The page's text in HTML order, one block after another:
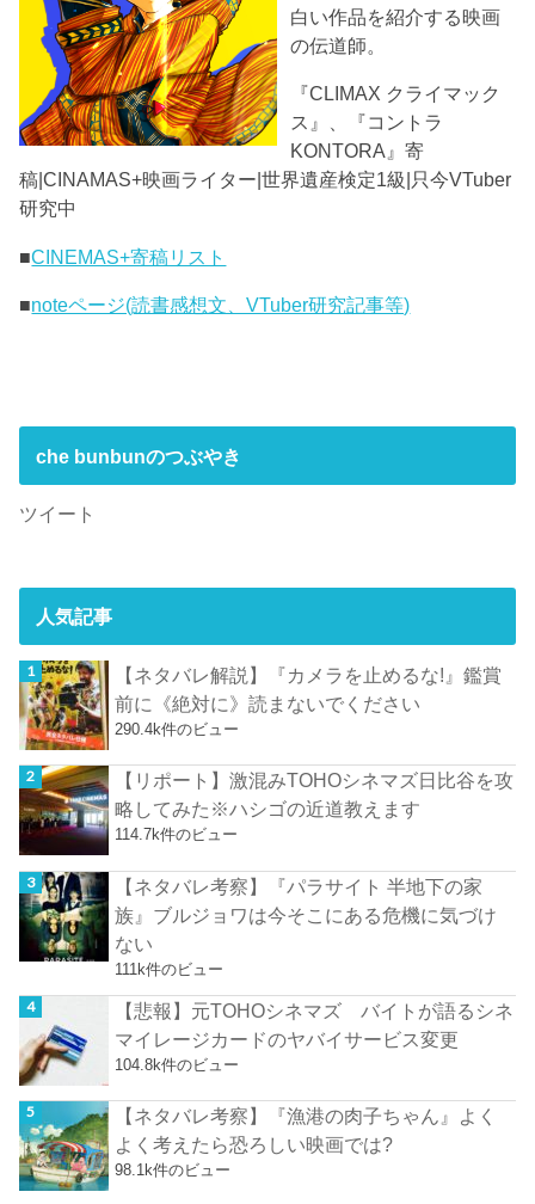
白い作品を紹介する映画
の伝道師。
『CLIMAX クライマック
ス』、『コントラ
KONTORA』寄
稿|CINAMAS+映画ライター|世界遺産検定1級|只今VTuber
研究中
■CINEMAS+寄稿リスト
■noteページ(読書感想文、VTuber研究記事等)
che bunbunのつぶやき
ツイート
人気記事
【ネタバレ解説】『カメラを止めるな!』鑑賞
前に《絶対に》読まないでください
290.4k件のビュー
【リポート】激混みTOHOシネマズ日比谷を攻
略してみた※ハシゴの近道教えます
114.7k件のビュー
【ネタバレ考察】『パラサイト 半地下の家
族』ブルジョワは今そこにある危機に気づけ
ない
111k件のビュー
【悲報】元TOHOシネマズ バイトが語るシネ
マイレージカードのヤバイサービス変更
104.8k件のビュー
【ネタバレ考察】『漁港の肉子ちゃん』よく
よく考えたら恐ろしい映画では?
98.1k件のビュー